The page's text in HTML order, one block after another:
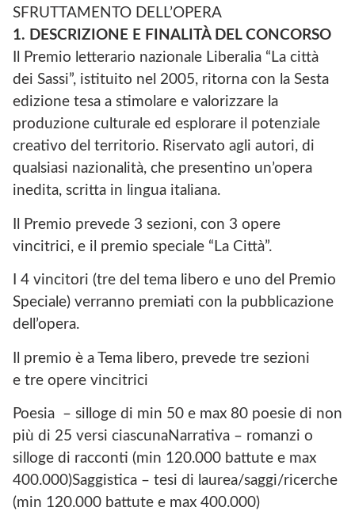
SFRUTTAMENTO DELL’OPERA
1. DESCRIZIONE E FINALITÀ DEL CONCORSO
Il Premio letterario nazionale Liberalia “La città
dei Sassi”, istituito nel 2005, ritorna con la Sesta
edizione tesa a stimolare e valorizzare la
produzione culturale ed esplorare il potenziale
creativo del territorio. Riservato agli autori, di
qualsiasi nazionalità, che presentino un’opera
inedita, scritta in lingua italiana.
Il Premio prevede 3 sezioni, con 3 opere
vincitrici, e il premio speciale “La Città”.
I 4 vincitori (tre del tema libero e uno del Premio
Speciale) verranno premiati con la pubblicazione
dell’opera.
Il premio è a Tema libero, prevede tre sezioni
e tre opere vincitrici
Poesia – silloge di min 50 e max 80 poesie di non
più di 25 versi ciascunaNarrativa – romanzi o
silloge di racconti (min 120.000 battute e max
400.000)Saggistica – tesi di laurea/saggi/ricerche
(min 120.000 battute e max 400.000)